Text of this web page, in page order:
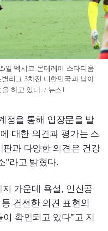
일 멕시코 몬테레이 스타디움
리그 3차전 대한민국과 남아
하고 있다. / 뉴스1
정을 통해 입장문을 발
대한 의견과 평가는 스
과 다양한 의견은 건강
"라고 밝혔다.
가운데 욕설, 인신공
건전한 의견 표현의
확인되고 있다"고 지